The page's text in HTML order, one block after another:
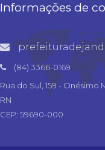
Informações de
(84) 3366-0169
Rua do Sul, 159 - Onésimo
RN
CEP: 59690-000